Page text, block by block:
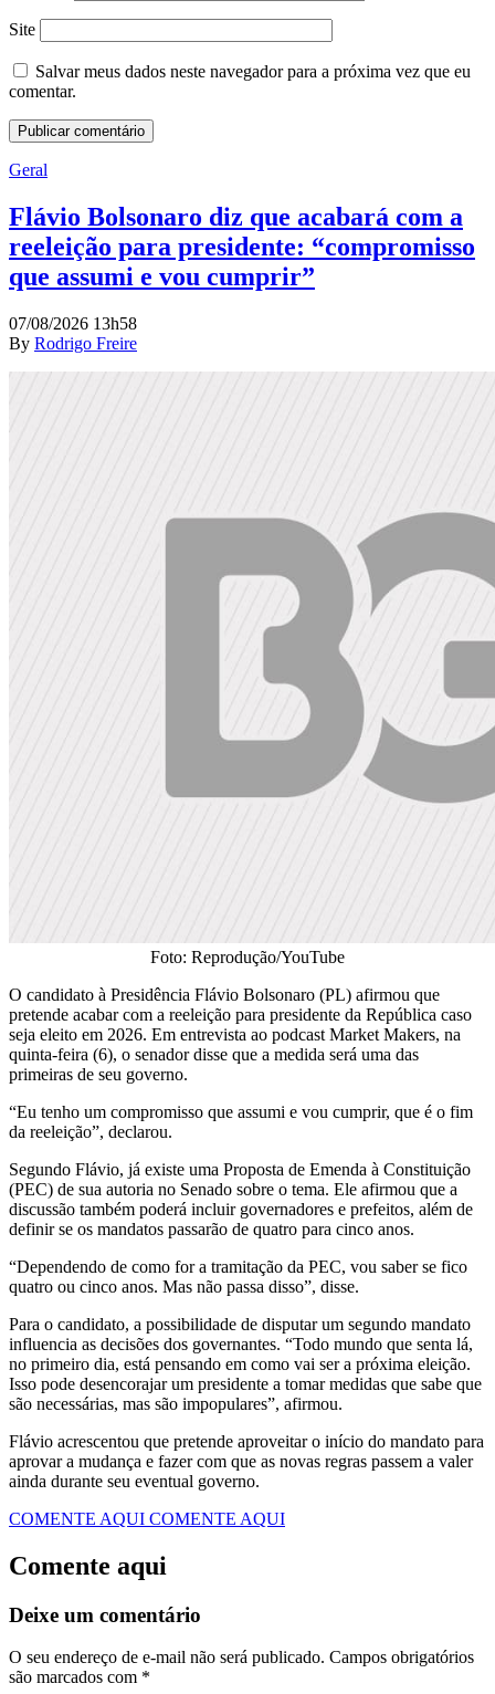
Site
Salvar meus dados neste navegador para a próxima vez que eu
comentar.
Geral
Flávio Bolsonaro diz que acabará com a
reeleição para presidente: “compromisso
que assumi e vou cumprir”
07/08/2026 13h58
By Rodrigo Freire
Foto: Reprodução/YouTube
O candidato à Presidência Flávio Bolsonaro (PL) afirmou que
pretende acabar com a reeleição para presidente da República caso
seja eleito em 2026. Em entrevista ao podcast Market Makers, na
quinta-feira (6), o senador disse que a medida será uma das
primeiras de seu governo.
“Eu tenho um compromisso que assumi e vou cumprir, que é o fim
da reeleição”, declarou.
Segundo Flávio, já existe uma Proposta de Emenda à Constituição
(PEC) de sua autoria no Senado sobre o tema. Ele afirmou que a
discussão também poderá incluir governadores e prefeitos, além de
definir se os mandatos passarão de quatro para cinco anos.
“Dependendo de como for a tramitação da PEC, vou saber se fico
quatro ou cinco anos. Mas não passa disso”, disse.
Para o candidato, a possibilidade de disputar um segundo mandato
influencia as decisões dos governantes. “Todo mundo que senta lá,
no primeiro dia, está pensando em como vai ser a próxima eleição.
Isso pode desencorajar um presidente a tomar medidas que sabe que
são necessárias, mas são impopulares”, afirmou.
Flávio acrescentou que pretende aproveitar o início do mandato para
aprovar a mudança e fazer com que as novas regras passem a valer
ainda durante seu eventual governo.
COMENTE AQUI COMENTE AQUI
Comente aqui
Deixe um comentário
O seu endereço de e-mail não será publicado. Campos obrigatórios
são marcados com *